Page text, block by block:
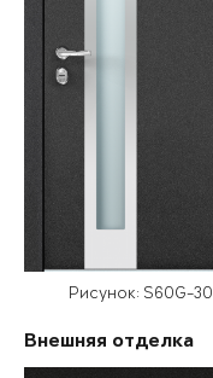
Рисунок: S60G-30
Внешняя отделка